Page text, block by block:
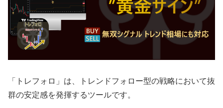
「トレフォロ」は、トレンドフォロー型の戦略において抜
群の安定感を発揮するツールです。